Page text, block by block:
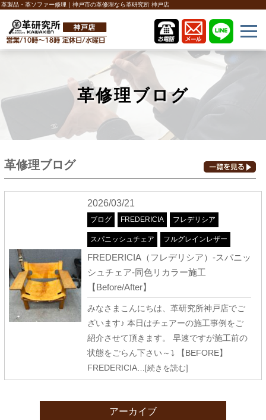
革製品・革ソファー修理｜神戸市の革修理なら革研究所 神戸店
革修理ブログ
革修理ブログ
2026/03/21
ブログ FREDERICIA フレデリシア
スパニッシュチェア フルグレインレザー
FREDERICIA（フレデリシア）-スパニッ
シュチェア-同色リカラー施工
【Before/After】
みなさまこんにちは、革研究所神戸店でご
ざいます♪ 本日はチェアーの施工事例をご
紹介させて頂きます。 早速ですが施工前の
状態をごらん下さい～⤵ 【BEFORE】
FREDERICIA…[続きを読む]
アーカイブ